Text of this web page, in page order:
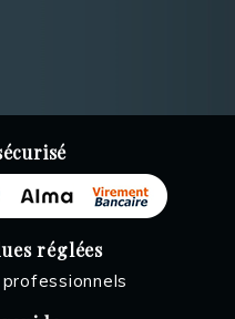
réglées